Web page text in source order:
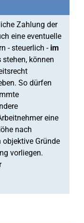
Zahlung der
eine eventuelle
- steuerlich -im
stehen, können
So dürfen
eine
nach
Gründe
vorliegen.